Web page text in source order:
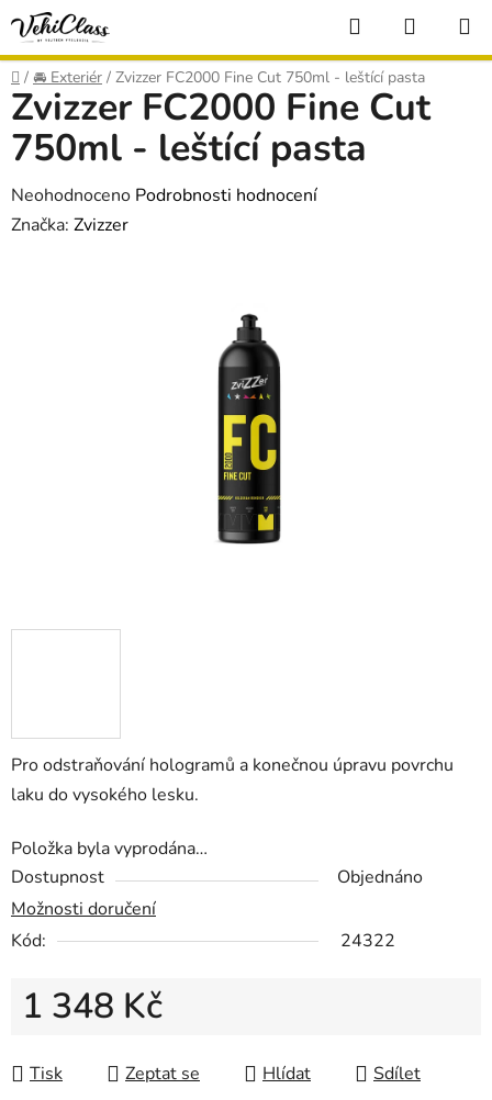
Přejít
obsah
Hledat
KOŠÍK
Domů
/ 🚘 Exteriér / Zvizzer FC2000 Fine Cut 750ml - leštící pasta
Pro odstraňování hologramů a konečnou úpravu povrchu
laku do vysokého lesku.
Položka byla vyprodána…
Dostupnost
Objednáno
Možnosti doručení
Kód:
24322
1 348 Kč
Tisk
Zeptat se Hlídat Sdílet
Zvizzer FC2000 Fine Cut
750ml - leštící pasta
Průměrné
hodnocení
Neohodnoceno Podrobnosti hodnocení
Značka: Zvizzer